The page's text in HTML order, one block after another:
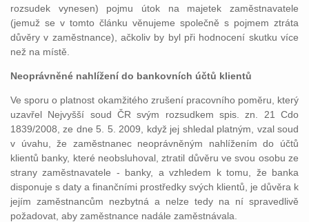
rozsudek vynesen) pojmu útok na majetek zaměstnavatele
(jemuž se v tomto článku věnujeme společně s pojmem ztráta
důvěry v zaměstnance), ačkoliv by byl při hodnocení skutku více
než na místě.
Neoprávněné nahlížení do bankovních účtů klientů
Ve sporu o platnost okamžitého zrušení pracovního poměru, který
uzavřel Nejvyšší soud ČR svým rozsudkem spis. zn. 21 Cdo
1839/2008, ze dne 5. 5. 2009, když jej shledal platným, vzal soud
v úvahu, že zaměstnanec neoprávněným nahlížením do účtů
klientů banky, které neobsluhoval, ztratil důvěru ve svou osobu ze
strany zaměstnavatele - banky, a vzhledem k tomu, že banka
disponuje s daty a finančními prostředky svých klientů, je důvěra k
jejím zaměstnancům nezbytná a nelze tedy na ní spravedlivě
požadovat, aby zaměstnance nadále zaměstnávala.